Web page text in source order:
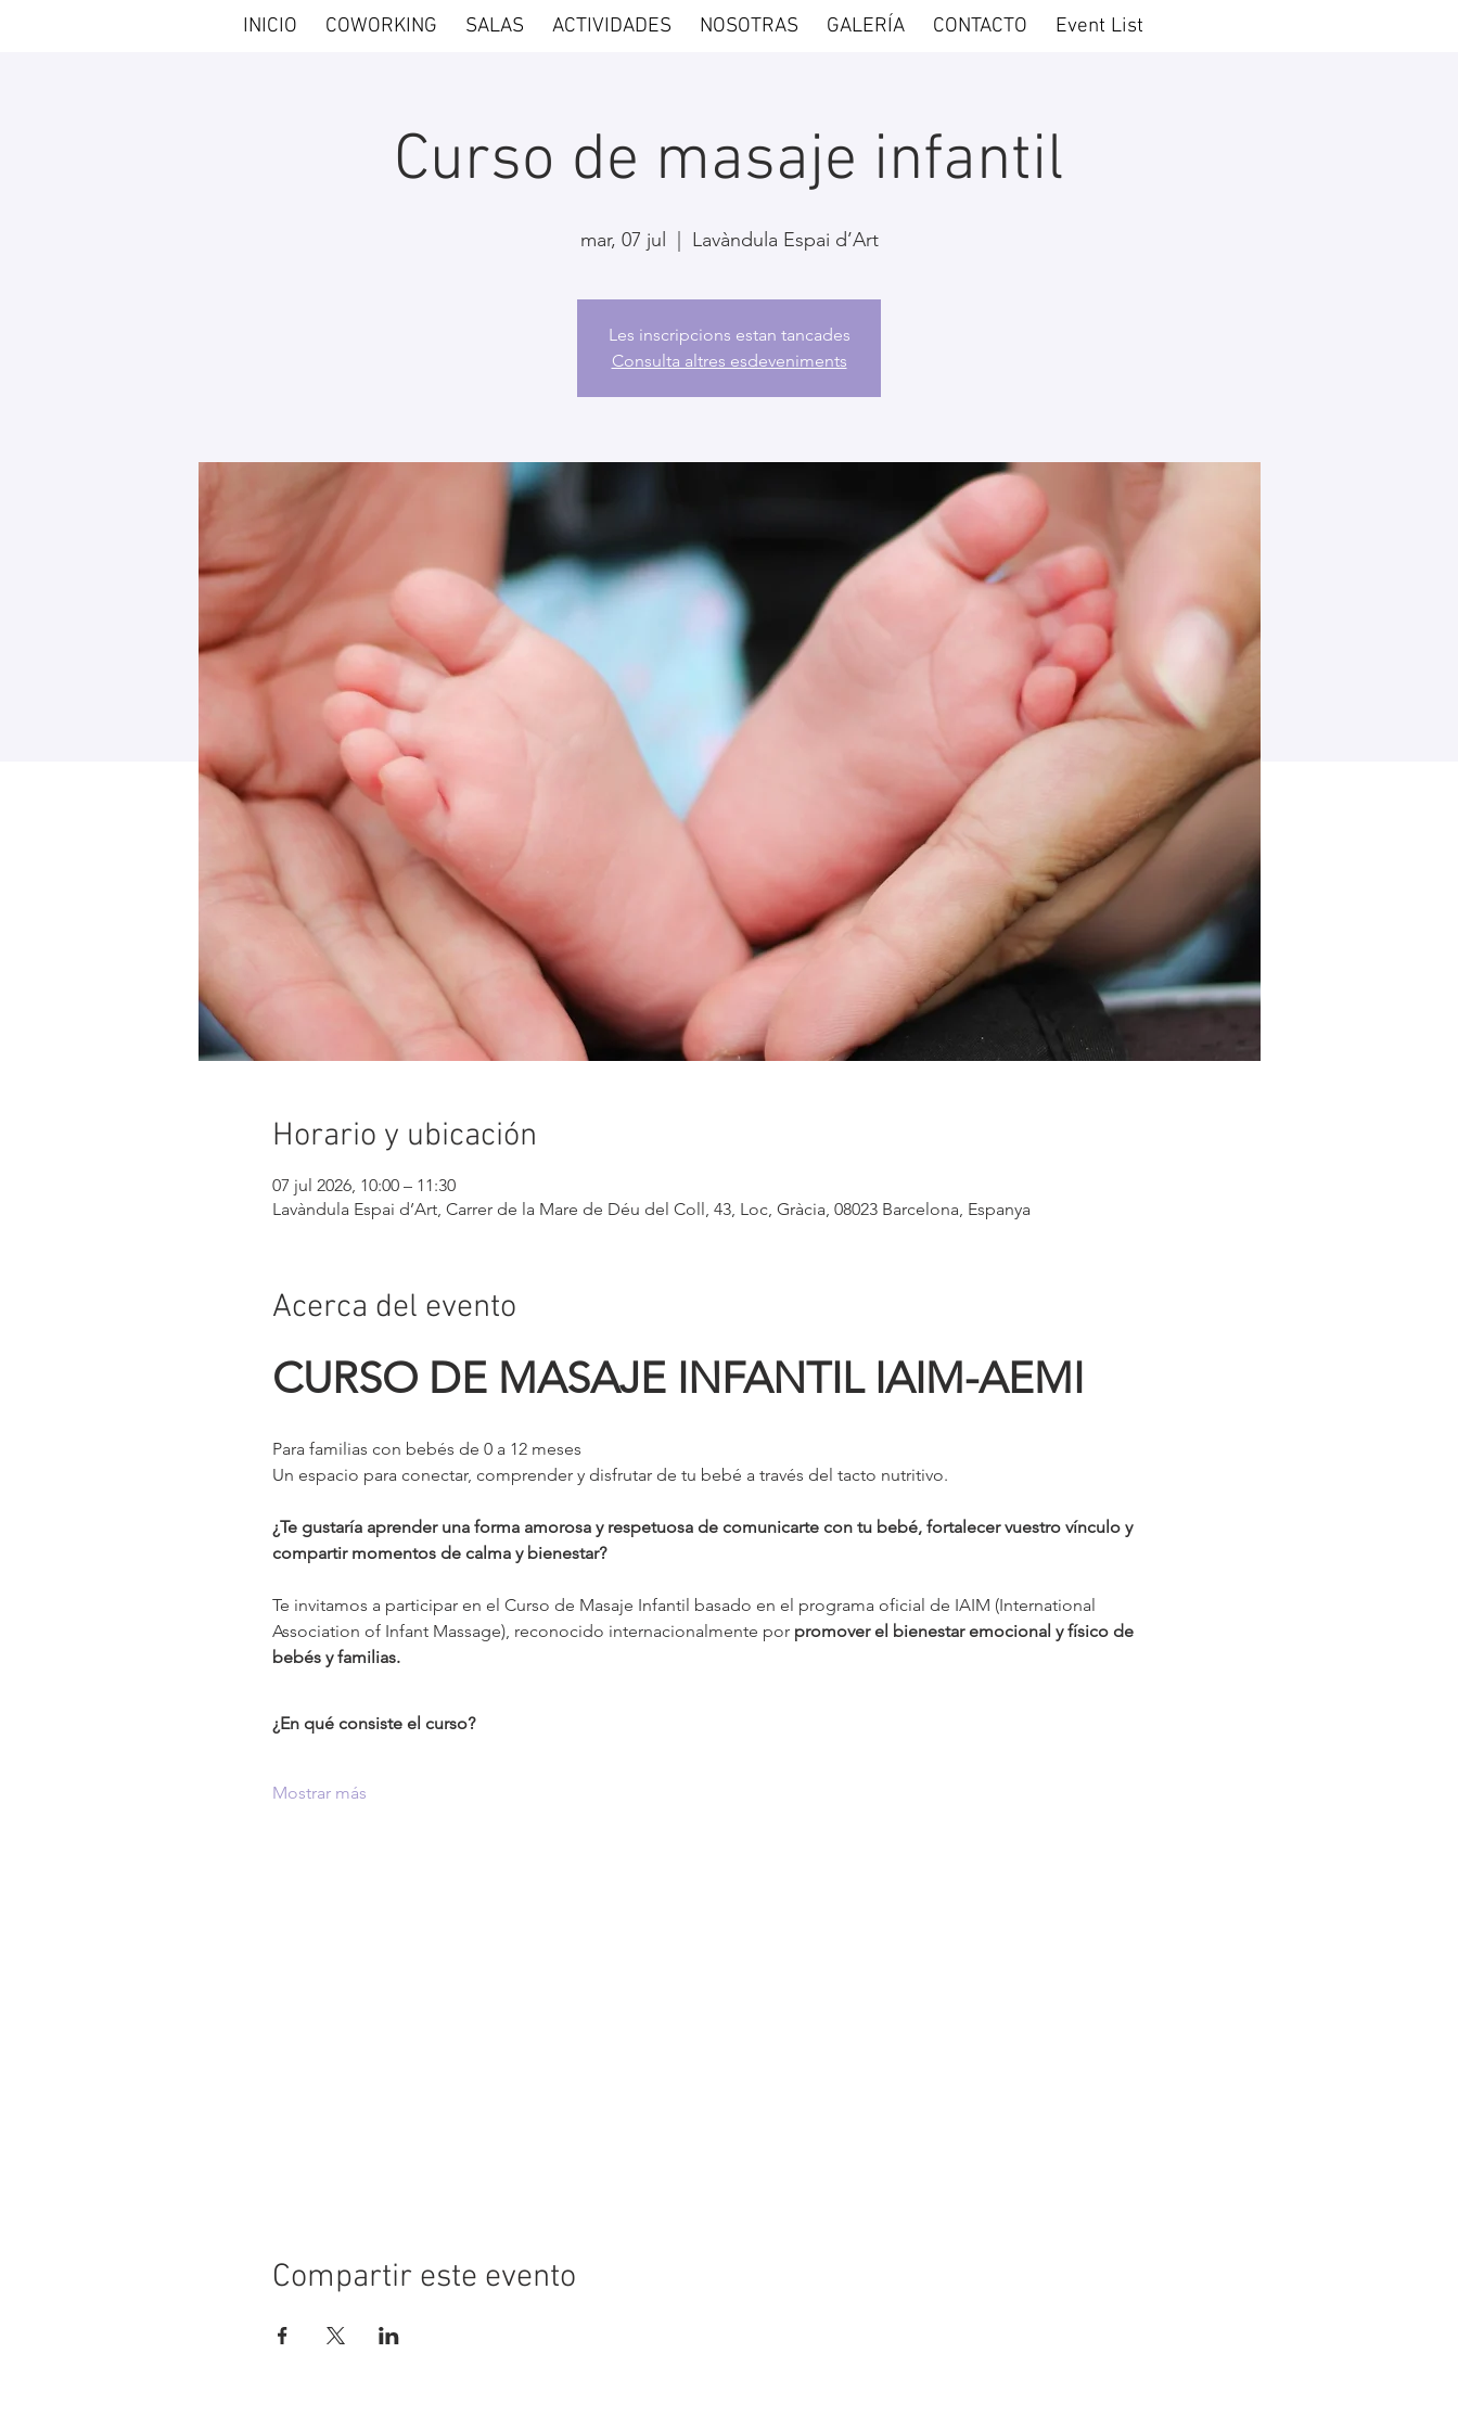
INICIO COWORKING SALAS ACTIVIDADES NOSOTRAS GALERÍA CONTACTO Event List
Curso de masaje infantil
mar, 07 jul Lavàndula Espai d’Art
Les inscripcions estan tancades
Consulta altres esdeveniments
Horario y ubicación
07 jul 2026, 10:00 – 11:30
Lavàndula Espai d’Art, Carrer de la Mare de Déu del Coll, 43, Loc, Gràcia, 08023 Barcelona, Espanya
Acerca del evento
CURSO DE MASAJE INFANTIL IAIM-AEMI
Para familias con bebés de 0 a 12 meses
Un espacio para conectar, comprender y disfrutar de tu bebé a través del tacto nutritivo.
¿Te gustaría aprender una forma amorosa y respetuosa de comunicarte con tu bebé, fortalecer vuestro vínculo y
compartir momentos de calma y bienestar?
Te invitamos a participar en el Curso de Masaje Infantil basado en el programa oficial de IAIM (International
Association of Infant Massage), reconocido internacionalmente por promover el bienestar emocional y físico de
bebés y familias.
¿En qué consiste el curso?
Mostrar más
Compartir este evento